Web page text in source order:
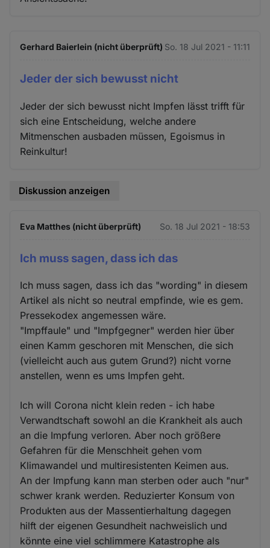
Gerhard Baierlein (nicht überprüft) So. 18 Jul 2021 - 11:11
Jeder der sich bewusst nicht
Jeder der sich bewusst nicht Impfen lässt trifft für
sich eine Entscheidung, welche andere
Mitmenschen ausbaden müssen, Egoismus in
Reinkultur!
Diskussion anzeigen
Eva Matthes (nicht überprüft) So. 18 Jul 2021 - 18:53
Ich muss sagen, dass ich das
Ich muss sagen, dass ich das "wording" in diesem
Artikel als nicht so neutral empfinde, wie es gem.
Pressekodex angemessen wäre.
"Impffaule" und "Impfgegner" werden hier über
einen Kamm geschoren mit Menschen, die sich
(vielleicht auch aus gutem Grund?) nicht vorne
anstellen, wenn es ums Impfen geht.
Ich will Corona nicht klein reden - ich habe
Verwandtschaft sowohl an die Krankheit als auch
an die Impfung verloren. Aber noch größere
Gefahren für die Menschheit gehen vom
Klimawandel und multiresistenten Keimen aus.
An der Impfung kann man sterben oder auch "nur"
schwer krank werden. Reduzierter Konsum von
Produkten aus der Massentierhaltung dagegen
hilft der eigenen Gesundheit nachweislich und
könnte eine viel schlimmere Katastrophe als